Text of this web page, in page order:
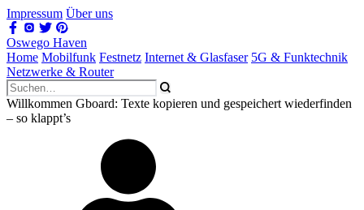
Impressum Über uns
Oswego Haven
Home Mobilfunk Festnetz Internet & Glasfaser 5G & Funktechnik
Netzwerke & Router
Willkommen Gboard: Texte kopieren und gespeichert wiederfinden
– so klappt’s